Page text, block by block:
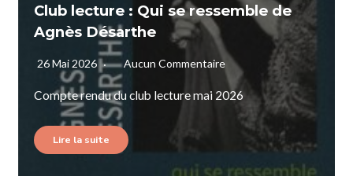
Club lecture : Qui se ressemble de
Agnès Désarthe
26 Mai 2026 Aucun Commentaire
Compte rendu du club lecture mai 2026
Lire la suite